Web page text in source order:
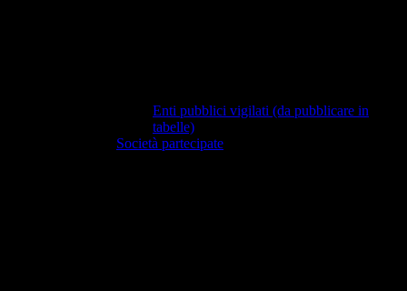
Enti pubblici vigilati (da pubblicare in
tabelle)
Società partecipate